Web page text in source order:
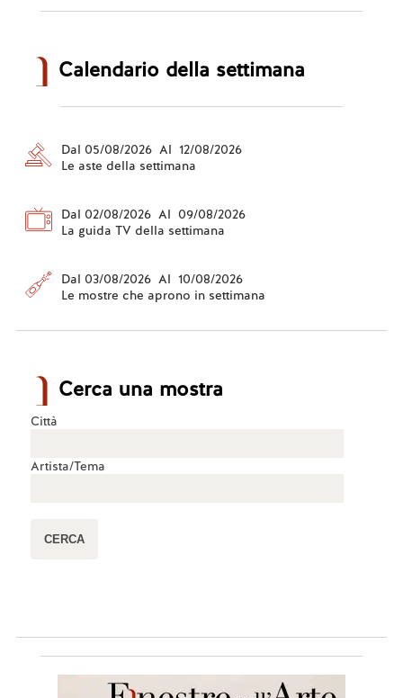
Calendario della settimana
Dal 05/08/2026 Al 12/08/2026
Le aste della settimana
Dal 02/08/2026 Al 09/08/2026
La guida TV della settimana
Dal 03/08/2026 Al 10/08/2026
Le mostre che aprono in settimana
Cerca una mostra
Città
Artista/Tema